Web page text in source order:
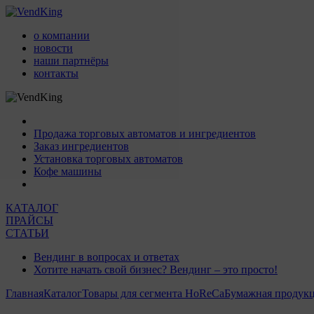
о компании
новости
наши партнёры
контакты
Продажа торговых автоматов и ингредиентов
Заказ ингредиентов
Установка торговых автоматов
Кофе машины
КАТАЛОГ
ПРАЙСЫ
СТАТЬИ
Вендинг в вопросах и ответах
Хотите начать свой бизнес? Вендинг – это просто!
ГлавнаяКаталогТовары для сегмента HoReCaБумажная